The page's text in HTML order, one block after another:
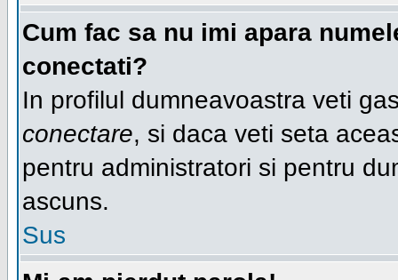
Cum fac sa nu imi apara
conectati?
In profilul dumneavoastra veti
conectare, si daca veti seta
pentru administratori si pentru
ascuns.
Sus